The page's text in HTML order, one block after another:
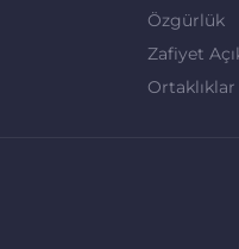
Özgürlük
Zafiyet
Ortaklıklar